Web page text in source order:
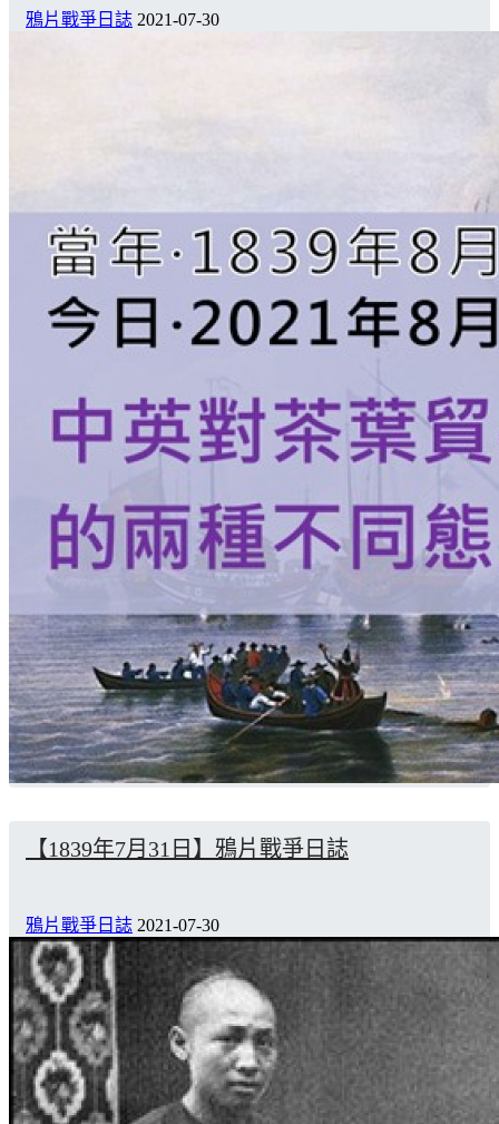
鴉片戰爭日誌 2021-07-30
【1839年7月31日】鴉片戰爭日誌
鴉片戰爭日誌 2021-07-30